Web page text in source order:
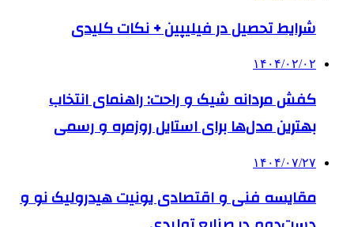
شرایط تحصیل در فیلیپین + نکات کلیدی
۱۴۰۴/۰۲/۰۲
کفش مردانه شیک و راحت: راهنمای انتخاب
بهترین مدل‌ها برای استایل روزمره و رسمی
۱۴۰۴/۰۷/۲۷
مقایسه فنی و اقتصادی یونیت هیدرولیک نو و